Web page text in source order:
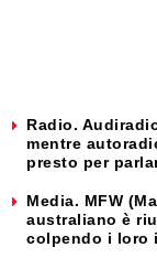
Radio.
mentre
presto per
Media. MFW
australiano è
colpendo i loro